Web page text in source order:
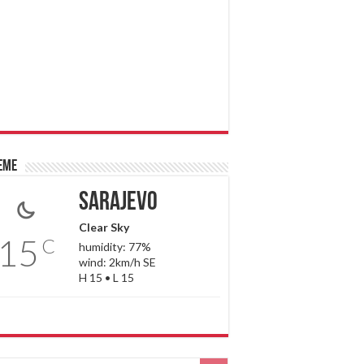
C
Sarajevo
Clear Sky
humidity: 77%
wind: 2km/h SE
H 15 • L 15